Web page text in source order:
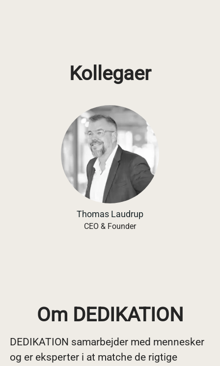
Kollegaer
Thomas Laudrup
CEO & Founder
Om DEDIKATION
DEDIKATION samarbejder med mennesker
og er eksperter i at matche de rigtige